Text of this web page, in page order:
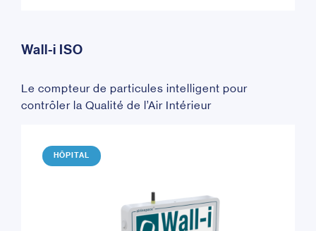
Wall-i ISO
Le compteur de particules intelligent pour
contrôler la Qualité de l’Air Intérieur
HÔPITAL